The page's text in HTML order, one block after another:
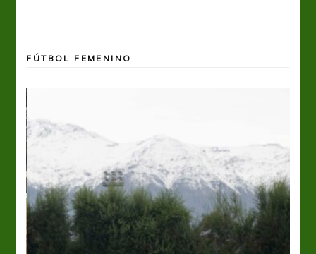
FÚTBOL FEMENINO